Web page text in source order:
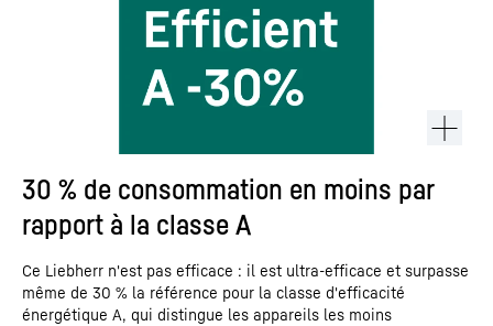
30 % de consommation en moins par
rapport à la classe A
Ce Liebherr n'est pas efficace : il est ultra-efficace et surpasse
même de 30 % la référence pour la classe d'efficacité
énergétique A, qui distingue les appareils les moins